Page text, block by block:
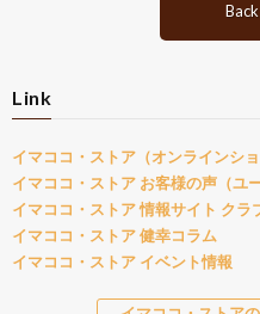
Link
イマココ・ストア（オンラインショ
イマココ・ストア お客様の声（ユ
イマココ・ストア 情報サイト クラ
イマココ・ストア 健幸コラム
イマココ・ストア イベント情報